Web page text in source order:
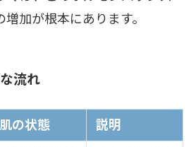
加が根本にあります。
流れ
肌の状態
説明